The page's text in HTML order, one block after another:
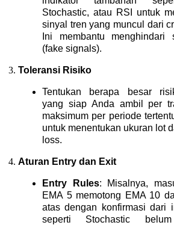
Stochastic, atau RSI untuk
sinyal tren yang muncul dari
Ini membantu menghindari
(fake signals).
Toleransi Risiko
Tentukan berapa besar
yang siap Anda ambil per
maksimum per periode
untuk menentukan ukuran lot
loss.
Aturan Entry dan Exit
Entry Rules: Misalnya,
EMA 5 memotong EMA 10
atas dengan konfirmasi dari
seperti Stochastic